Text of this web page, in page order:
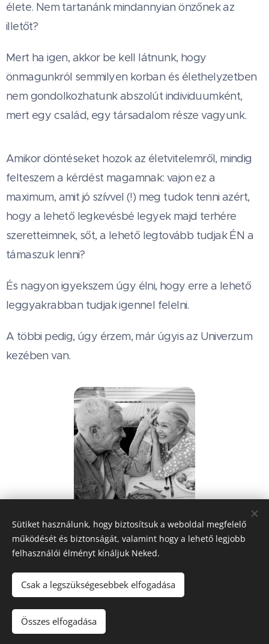
élete. Nem tartanánk mindannyian önzőnek az
illetőt?
Mert ha igen, akkor be kell látnunk, hogy
önmagunkról semmilyen korban és élethelyzetben
nem gondolkozhatunk abszolút individuumként,
mert egy család, egy társadalom része vagyunk.
Amikor döntéseket hozok az életvitelemről, mindig
felteszem a kérdést magamnak: vajon ez a
maximum, amit jó szívvel (!) meg tudok tenni azért,
hogy a lehető legkevésbé legyek majd terhére
szeretteimnek, sőt, a lehető legtovább tudjak ÉN a
támaszuk lenni?
És nagyon igyekszem úgy élni, hogy erre a lehető
leggyakrabban tudjak igennel felelni.
A többi pedig, úgy érzem, már úgyis az Univerzum
kezében van.
Share
A képeket biztosította:
Sütiket használunk, hogy biztosítsuk a weboldal megfelelő
működését és biztonságát, valamint hogy a lehető legjobb
felhasználói élményt kínáljuk Neked.
Csak a legszükségesebbek elfogadása
Összes elfogadása